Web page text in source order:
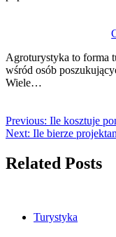
Agroturystyka to forma
wśród osób
Wiele…
Previous: Ile kosztuje
Next: Ile bierze
Related Posts
Turystyka